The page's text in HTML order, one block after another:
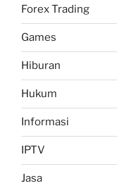
Forex Trading
Games
Hiburan
Hukum
Informasi
IPTV
Jasa